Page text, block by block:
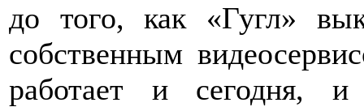
до того, как «Гугл»
собственным
работает и сегодня,